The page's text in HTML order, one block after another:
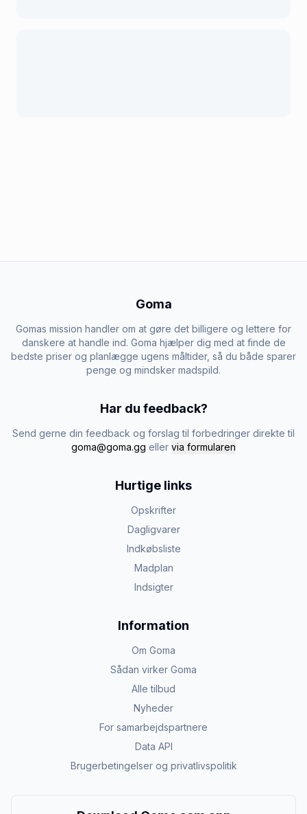
Goma
Gomas mission handler om at gøre det billigere og lettere for
danskere at handle ind. Goma hjælper dig med at finde de
bedste priser og planlægge ugens måltider, så du både sparer
penge og mindsker madspild.
Har du feedback?
Send gerne din feedback og forslag til forbedringer direkte til
goma@goma.gg eller via formularen
Hurtige links
Opskrifter
Dagligvarer
Indkøbsliste
Madplan
Indsigter
Information
Om Goma
Sådan virker Goma
Alle tilbud
Nyheder
For samarbejdspartnere
Data API
Brugerbetingelser og privatlivspolitik